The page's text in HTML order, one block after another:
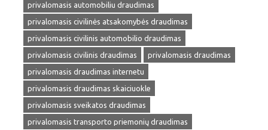
privalomasis automobiliu draudimas
privalomasis civilinės atsakomybės draudimas
privalomasis civilinis automobilio draudimas
privalomasis civilinis draudimas
privalomasis draudimas
privalomasis draudimas internetu
privalomasis draudimas skaiciuokle
privalomasis sveikatos draudimas
privalomasis transporto priemonių draudimas